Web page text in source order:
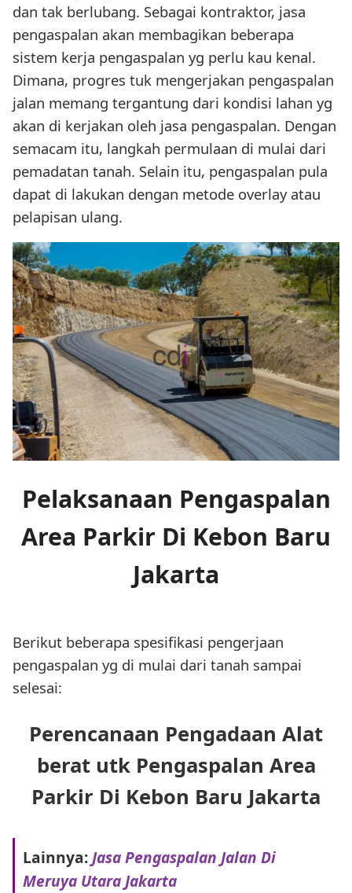
dan tak berlubang. Sebagai kontraktor, jasa
pengaspalan akan membagikan beberapa
sistem kerja pengaspalan yg perlu kau kenal.
Dimana, progres tuk mengerjakan pengaspalan
jalan memang tergantung dari kondisi lahan yg
akan di kerjakan oleh jasa pengaspalan. Dengan
semacam itu, langkah permulaan di mulai dari
pemadatan tanah. Selain itu, pengaspalan pula
dapat di lakukan dengan metode overlay atau
pelapisan ulang.
Pelaksanaan Pengaspalan
Area Parkir Di Kebon Baru
Jakarta
Berikut beberapa spesifikasi pengerjaan
pengaspalan yg di mulai dari tanah sampai
selesai:
Perencanaan Pengadaan Alat
berat utk Pengaspalan Area
Parkir Di Kebon Baru Jakarta
Lainnya:Jasa Pengaspalan Jalan Di
Meruya Utara Jakarta